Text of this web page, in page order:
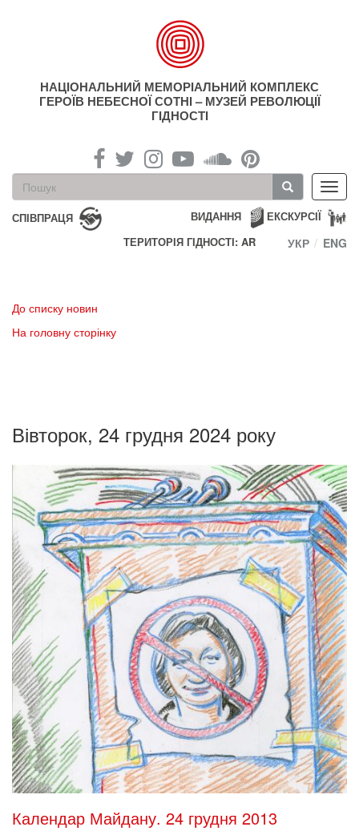
НАЦІОНАЛЬНИЙ МЕМОРІАЛЬНИЙ КОМПЛЕКС
ГЕРОЇВ НЕБЕСНОЇ СОТНІ – МУЗЕЙ РЕВОЛЮЦІЇ
ГІДНОСТІ
Пошукова
форма
Пошук
СПІВПРАЦЯ ЕКСКУРСІЇ
ВИДАННЯ
ТЕРИТОРІЯ ГІДНОСТІ: AR
УКР ENG
До списку новин
На головну сторінку
Вівторок, 24 грудня 2024 року
Календар Майдану. 24 грудня 2013